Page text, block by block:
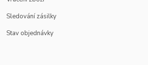
Sledování zásilky
Stav objednávky